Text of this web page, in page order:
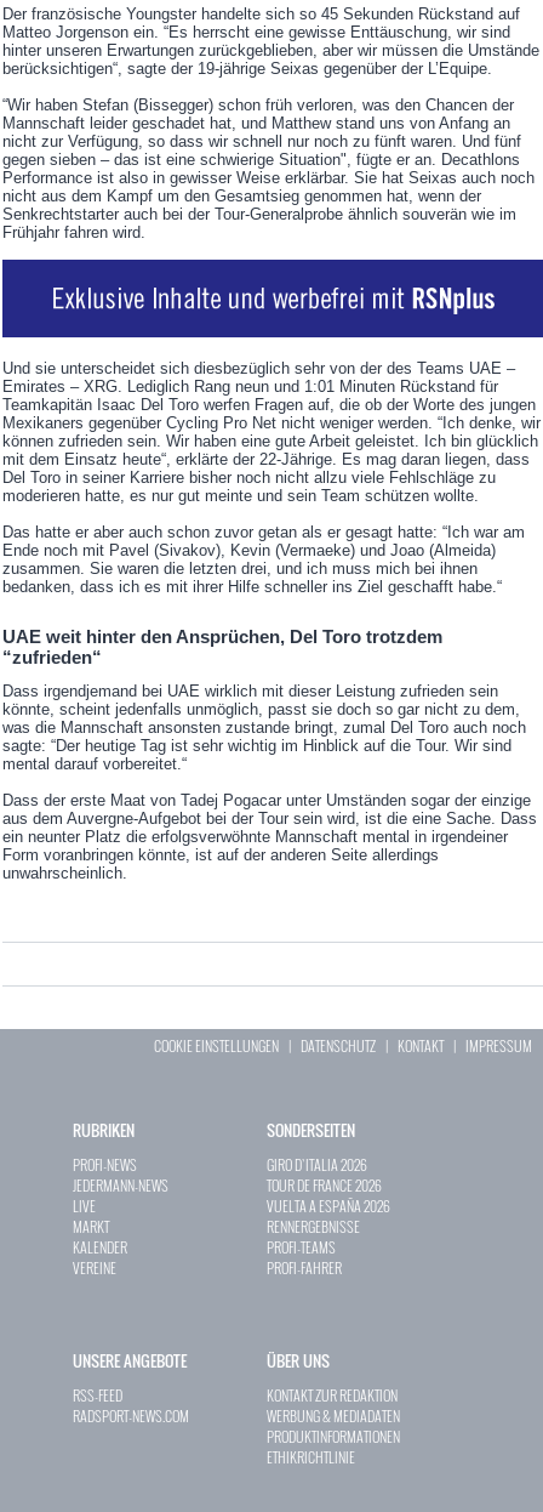
Der französische Youngster handelte sich so 45 Sekunden Rückstand auf
Matteo Jorgenson ein. “Es herrscht eine gewisse Enttäuschung, wir sind
hinter unseren Erwartungen zurückgeblieben, aber wir müssen die Umstände
berücksichtigen“, sagte der 19-jährige Seixas gegenüber der L’Equipe.
“Wir haben Stefan (Bissegger) schon früh verloren, was den Chancen der
Mannschaft leider geschadet hat, und Matthew stand uns von Anfang an
nicht zur Verfügung, so dass wir schnell nur noch zu fünft waren. Und fünf
gegen sieben – das ist eine schwierige Situation", fügte er an. Decathlons
Performance ist also in gewisser Weise erklärbar. Sie hat Seixas auch noch
nicht aus dem Kampf um den Gesamtsieg genommen hat, wenn der
Senkrechtstarter auch bei der Tour-Generalprobe ähnlich souverän wie im
Frühjahr fahren wird.
Und sie unterscheidet sich diesbezüglich sehr von der des Teams UAE –
Emirates – XRG. Lediglich Rang neun und 1:01 Minuten Rückstand für
Teamkapitän Isaac Del Toro werfen Fragen auf, die ob der Worte des jungen
Mexikaners gegenüber Cycling Pro Net nicht weniger werden. “Ich denke, wir
können zufrieden sein. Wir haben eine gute Arbeit geleistet. Ich bin glücklich
mit dem Einsatz heute“, erklärte der 22-Jährige. Es mag daran liegen, dass
Del Toro in seiner Karriere bisher noch nicht allzu viele Fehlschläge zu
moderieren hatte, es nur gut meinte und sein Team schützen wollte.
Das hatte er aber auch schon zuvor getan als er gesagt hatte: “Ich war am
Ende noch mit Pavel (Sivakov), Kevin (Vermaeke) und Joao (Almeida)
zusammen. Sie waren die letzten drei, und ich muss mich bei ihnen
bedanken, dass ich es mit ihrer Hilfe schneller ins Ziel geschafft habe.“
UAE weit hinter den Ansprüchen, Del Toro trotzdem
“zufrieden“
Dass irgendjemand bei UAE wirklich mit dieser Leistung zufrieden sein
könnte, scheint jedenfalls unmöglich, passt sie doch so gar nicht zu dem,
was die Mannschaft ansonsten zustande bringt, zumal Del Toro auch noch
sagte: “Der heutige Tag ist sehr wichtig im Hinblick auf die Tour. Wir sind
mental darauf vorbereitet.“
Dass der erste Maat von Tadej Pogacar unter Umständen sogar der einzige
aus dem Auvergne-Aufgebot bei der Tour sein wird, ist die eine Sache. Dass
ein neunter Platz die erfolgsverwöhnte Mannschaft mental in irgendeiner
Form voranbringen könnte, ist auf der anderen Seite allerdings
unwahrscheinlich.
COOKIE EINSTELLUNGEN | DATENSCHUTZ | KONTAKT| IMPRESSUM
RUBRIKEN
PROFI-NEWS
JEDERMANN-NEWS
LIVE
MARKT
KALENDER
VEREINE
SONDERSEITEN
GIRO D`ITALIA 2026
TOUR DE FRANCE 2026
VUELTA A ESPAÑA 2026
RENNERGEBNISSE
PROFI-TEAMS
PROFI-FAHRER
UNSERE ANGEBOTE
RSS-FEED
RADSPORT-NEWS.COM
ÜBER UNS
KONTAKT ZUR REDAKTION
WERBUNG & MEDIADATEN
PRODUKTINFORMATIONEN
ETHIKRICHTLINIE